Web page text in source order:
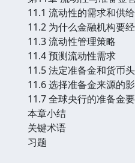
11.1 流动性的需求和供给
11.2 为什么金融机构要
11.3 流动性管理策略
11.4 预测流动性需求
11.5 法定准备金和货币
11.6 选择准备金来源的
11.7 全球央行的准备金
本章小结
关键术语
习题